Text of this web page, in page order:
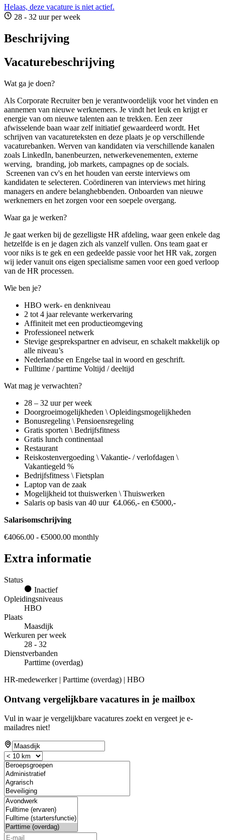
Helaas, deze vacature is niet actief.
28 - 32 uur per week
Beschrijving
Vacaturebeschrijving
Wat ga je doen?
Als Corporate Recruiter ben je verantwoordelijk voor het vinden en
aannemen van nieuwe werknemers. Je vindt het leuk en krijgt er
energie van om nieuwe talenten aan te trekken. Een zeer
afwisselende baan waar zelf initiatief gewaardeerd wordt. Het
schrijven van vacatureteksten en deze plaats je op verschillende
vacaturebanken. Werven van kandidaten via verschillende kanalen
zoals LinkedIn, banenbeurzen, netwerkevenementen, externe
werving, branding, job markets, campagnes op de socials.
Screenen van cv's en het houden van eerste interviews om
kandidaten te selecteren. Coördineren van interviews met hiring
managers en andere belanghebbenden. Onboarden van nieuwe
werknemers en het zorgen voor een soepele overgang.
Waar ga je werken?
Je gaat werken bij de gezelligste HR afdeling, waar geen enkele dag
hetzelfde is en je dagen zich als vanzelf vullen. Ons team gaat er
voor niks is te gek en een gedeelde passie voor het HR vak, zorgen
wij ieder vanuit ons eigen specialisme samen voor een goed verloop
van de HR processen.
Wie ben je?
HBO werk- en denkniveau
2 tot 4 jaar relevante werkervaring
Affiniteit met een productieomgeving
Professioneel netwerk
Stevige gesprekspartner en adviseur, en schakelt makkelijk op
alle niveau’s
Nederlandse en Engelse taal in woord en geschrift.
Fulltime / parttime Voltijd / deeltijd
Wat mag je verwachten?
28 – 32 uur per week
Doorgroeimogelijkheden \ Opleidingsmogelijkheden
Bonusregeling \ Pensioensregeling
Gratis sporten \ Bedrijfsfitness
Gratis lunch continentaal
Restaurant
Reiskostenvergoeding \ Vakantie- / verlofdagen \
Vakantiegeld %
Bedrijfsfitness \ Fietsplan
Laptop van de zaak
Mogelijkheid tot thuiswerken \ Thuiswerken
Salaris op basis van 40 uur €4.066,- en €5000,-
Salarisomschrijving
€4066.00 - €5000.00 monthly
Extra informatie
Status
Inactief
Opleidingsniveaus
HBO
Plaats
Maasdijk
Werkuren per week
28 - 32
Dienstverbanden
Parttime (overdag)
HR-medewerker | Parttime (overdag) | HBO
Ontvang vergelijkbare vacatures in je mailbox
Vul in waar je vergelijkbare vacatures zoekt en vergeet je e-
mailadres niet!